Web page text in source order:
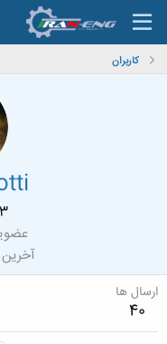
کاربران
آخرین
ارسال ها
40